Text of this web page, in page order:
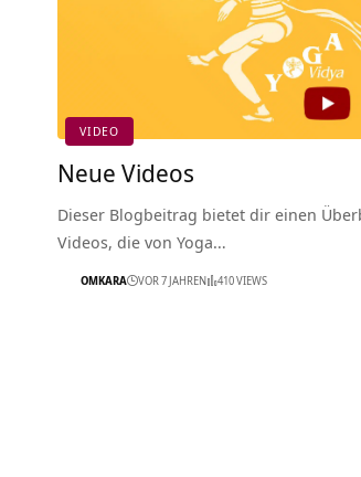
VIDEO
Neue Videos
Dieser Blogbeitrag bietet dir einen
Videos, die von Yoga…
OMKARA VOR 7 JAHREN 410 VIEWS